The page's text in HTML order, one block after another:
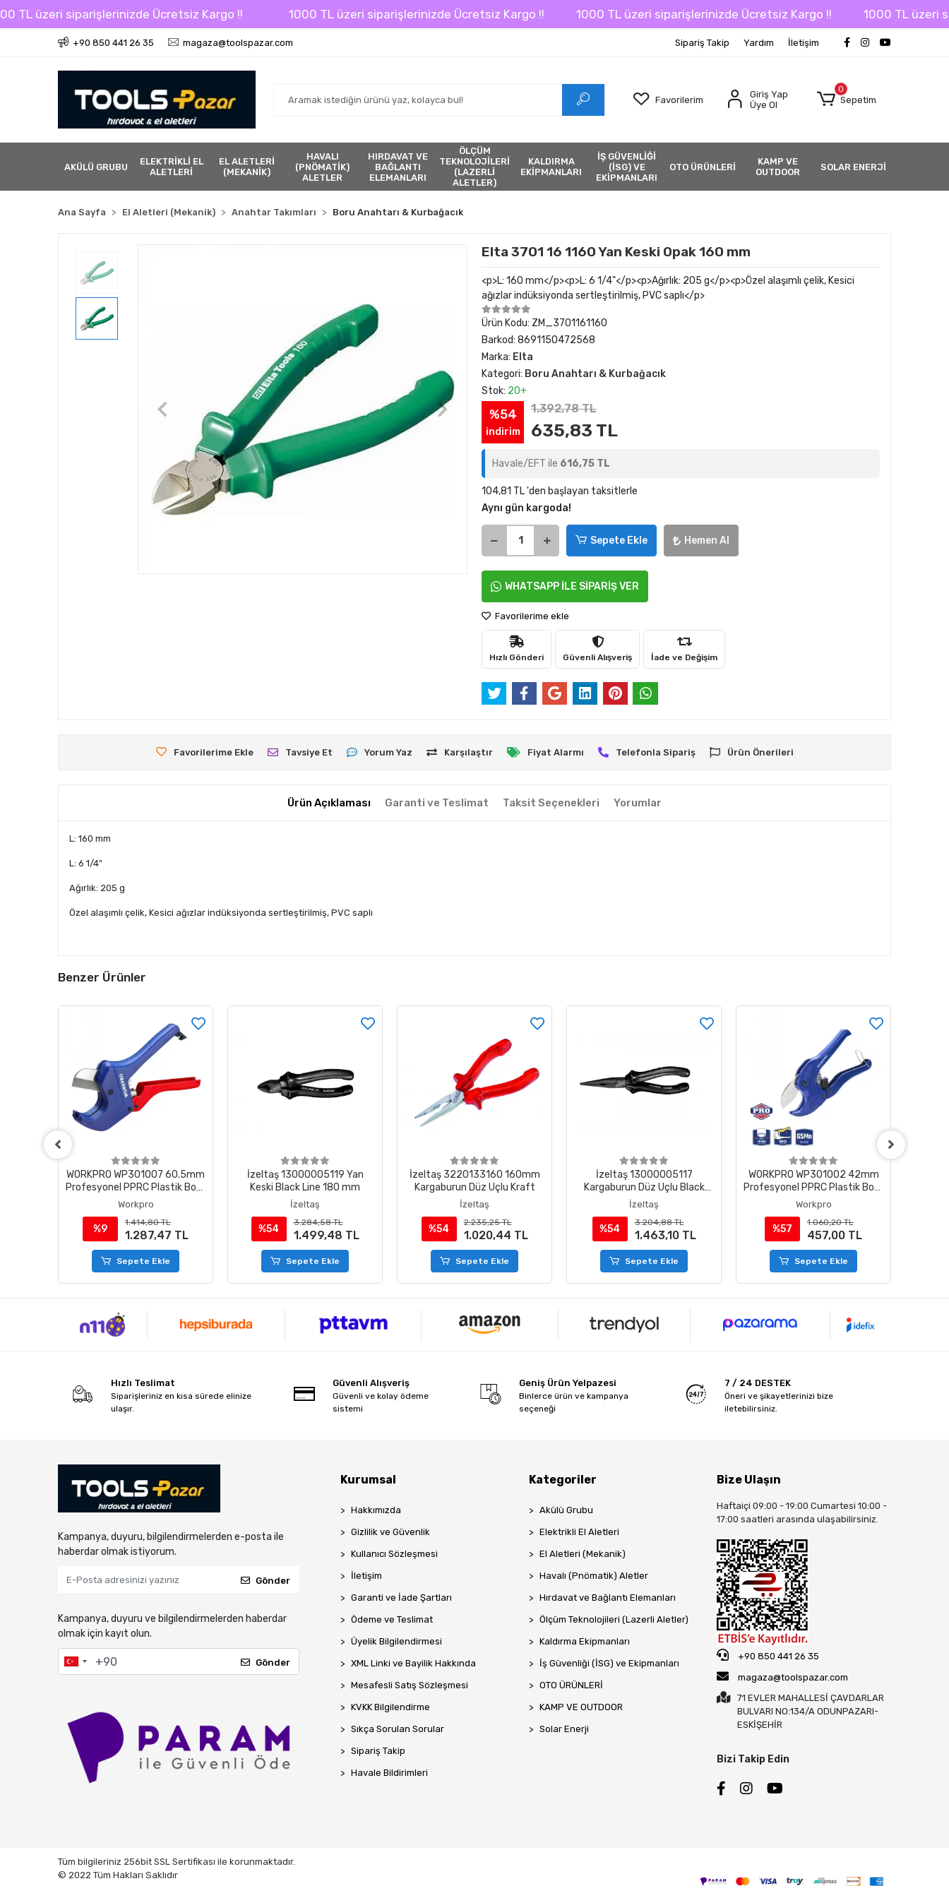
üzeri siparişlerinizde Ücretsiz Kargo !! 1000 TL üzeri siparişlerinizde Ücretsiz Kargo !! 1000 TL üzeri siparişlerinizde Ücretsiz Kargo !! 1000 TL üzeri
+90 850 441 26 35 magaza@toolspazar.com Sipariş Takip Yardım İletişim
Favorilerim
Giriş Yap
Üye Ol
0
Sepetim
AKÜLÜ GRUBU
ELEKTRİKLİ EL
ALETLERİ
EL ALETLERİ
(MEKANİK)
HAVALI
(PNÖMATİK)
ALETLER
HIRDAVAT VE
BAĞLANTI
ELEMANLARI
ÖLÇÜM
TEKNOLOJİLERİ
(LAZERLİ
ALETLER)
KALDIRMA
EKİPMANLARI
İŞ GÜVENLİĞİ
(İSG) VE
EKİPMANLARI
OTO ÜRÜNLERİ
KAMP VE
OUTDOOR
SOLAR ENERJİ
Ana Sayfa El Aletleri (Mekanik) Anahtar Takımları Boru Anahtarı & Kurbağacık
Elta 3701 16 1160 Yan Keski Opak 160 mm
<p>L: 160 mm</p><p>L: 6 1/4"</p><p>Ağırlık: 205 g</p><p>Özel alaşımlı çelik, Kesici
ağızlar indüksiyonda sertleştirilmiş, PVC saplı</p>
Ürün Kodu: ZM_3701161160
Barkod: 8691150472568
Marka: Elta
Kategori: Boru Anahtarı & Kurbağacık
Stok: 20+
%54
indirim
1.392,78 TL
635,83 TL
Havale/EFT ile 616,75 TL
104,81 TL 'den başlayan taksitlerle
Aynı gün kargoda!
Sepete Ekle Hemen Al
WHATSAPP İLE SİPARİŞ VER
Favorilerime ekle
Hızlı Gönderi Güvenli Alışveriş İade ve Değişim
Favorilerime Ekle Tavsiye Et Yorum Yaz Karşılaştır Fiyat Alarmı Telefonla Sipariş Ürün Önerileri
Ürün Açıklaması Garanti ve Teslimat Taksit Seçenekleri Yorumlar
L: 160 mm
L: 6 1/4"
Ağırlık: 205 g
Özel alaşımlı çelik, Kesici ağızlar indüksiyonda sertleştirilmiş, PVC saplı
Benzer Ürünler
WORKPRO WP301007 60.5mm
Profesyonel PPRC Plastik Boru
Kesme Makası
Workpro
%9
1.414,80 TL
1.287,47 TL
Sepete Ekle
İzeltaş 13000005119 Yan
Keski Black Line 180 mm
İzeltaş
%54
3.284,58 TL
1.499,48 TL
Sepete Ekle
İzeltaş 3220133160 160mm
Kargaburun Düz Uçlu Kraft
İzeltaş
%54
2.235,25 TL
1.020,44 TL
Sepete Ekle
İzeltaş 13000005117
Kargaburun Düz Uçlu Black
Line 180 mm
İzeltaş
%54
3.204,88 TL
1.463,10 TL
Sepete Ekle
WORKPRO WP301002 42mm
Profesyonel PPRC Plastik Boru
Kesme Makası
Workpro
%57
1.060,20 TL
457,00 TL
Sepete Ekle
Hızlı Teslimat
Siparişleriniz en kısa sürede elinize
ulaşır.
Güvenli Alışveriş
Güvenli ve kolay ödeme
sistemi
Geniş Ürün Yelpazesi
Binlerce ürün ve kampanya
seçeneği
7 / 24 DESTEK
Öneri ve şikayetlerinizi bize
iletebilirsiniz.
Kampanya, duyuru, bilgilendirmelerden e-posta ile
haberdar olmak istiyorum.
Gönder
Kampanya, duyuru ve bilgilendirmelerden haberdar
olmak için kayıt olun.
Gönder
Kurumsal
Hakkımızda
Gizlilik ve Güvenlik
Kullanıcı Sözleşmesi
İletişim
Garanti ve İade Şartları
Ödeme ve Teslimat
Üyelik Bilgilendirmesi
XML Linki ve Bayilik Hakkında
Mesafesli Satış Sözleşmesi
KVKK Bilgilendirme
Sıkça Sorulan Sorular
Sipariş Takip
Havale Bildirimleri
Kategoriler
Akülü Grubu
Elektrikli El Aletleri
El Aletleri (Mekanik)
Havalı (Pnömatik) Aletler
Hırdavat ve Bağlantı Elemanları
Ölçüm Teknolojileri (Lazerli Aletler)
Kaldırma Ekipmanları
İş Güvenliği (İSG) ve Ekipmanları
OTO ÜRÜNLERİ
KAMP VE OUTDOOR
Solar Enerji
Bize Ulaşın
Haftaiçi 09:00 - 19:00 Cumartesi 10:00 -
17:00 saatleri arasında ulaşabilirsiniz.
+90 850 441 26 35
magaza@toolspazar.com
71 EVLER MAHALLESİ ÇAVDARLAR
BULVARI NO:134/A ODUNPAZARI-
ESKİŞEHİR
Bizi Takip Edin
Tüm bilgileriniz 256bit SSL Sertifikası ile korunmaktadır.
© 2022 Tüm Hakları Saklıdır